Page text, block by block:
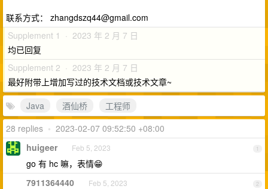
联系方式： zhangdszq44@gmail.com
Supplement 1 · 2023 年 2 月 7 日
均已回复
Supplement 2 · 2023 年 2 月 7 日
最好附带上增加写过的技术文档或技术文章~
Java
酒仙桥
工程师
28 replies • 2023-02-07 09:52:50 +08:00
1
huigeer Feb 5, 2023
go 有 hc 嘛，表情😁
2
7911364440 Feb 5, 2023